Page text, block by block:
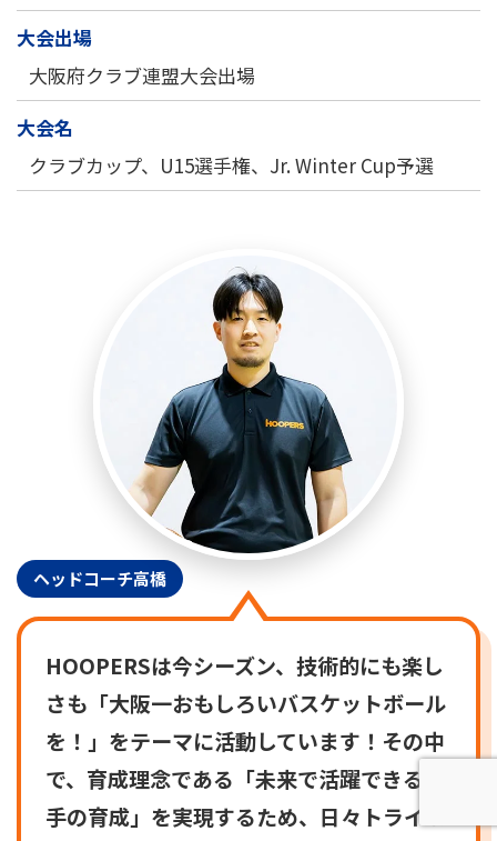
大会出場
大阪府クラブ連盟大会出場
大会名
クラブカップ、U15選手権、Jr. Winter Cup予選
ヘッドコーチ高橋
HOOPERSは今シーズン、技術的にも楽し
さも「大阪一おもしろいバスケットボール
を！」をテーマに活動しています！その中
で、育成理念である「未来で活躍できる選
手の育成」を実現するため、日々トライ＆